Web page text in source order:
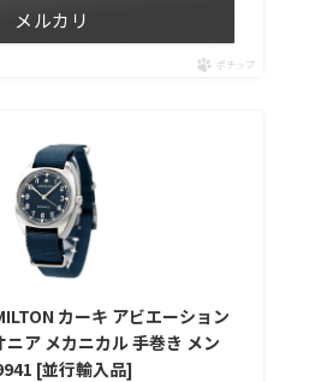
メルカリ
ポチップ
カーキ アビエーション
ア メカニカル 手巻き メン
[並行輸入品]